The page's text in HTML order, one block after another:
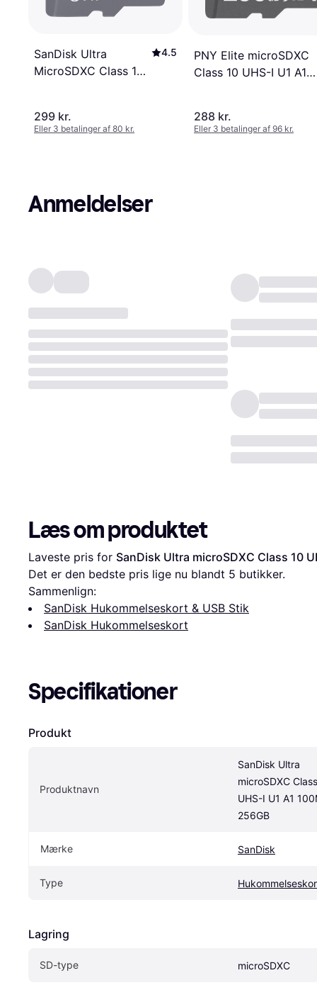
SanDisk Ultra
MicroSDXC Class 10
4.5
299 kr.
Eller 3 betalinger af 80 kr.
PNY Elite microSDXC
Class 10 UHS-I U1 A1
288 kr.
Eller 3 betalinger af 96 kr.
Anmeldelser
Læs om produktet
Laveste pris for SanDisk Ultra microSDXC Class 10
Det er den bedste pris lige nu blandt 5 butikker.
Sammenlign:
SanDisk Hukommelseskort & USB Stik
SanDisk Hukommelseskort
Specifikationer
Produkt
Produktnavn
SanDisk Ultra
microSDXC
UHS-I U1 A1
256GB
Mærke SanDisk
Type
Lagring
SD-type microSDXC